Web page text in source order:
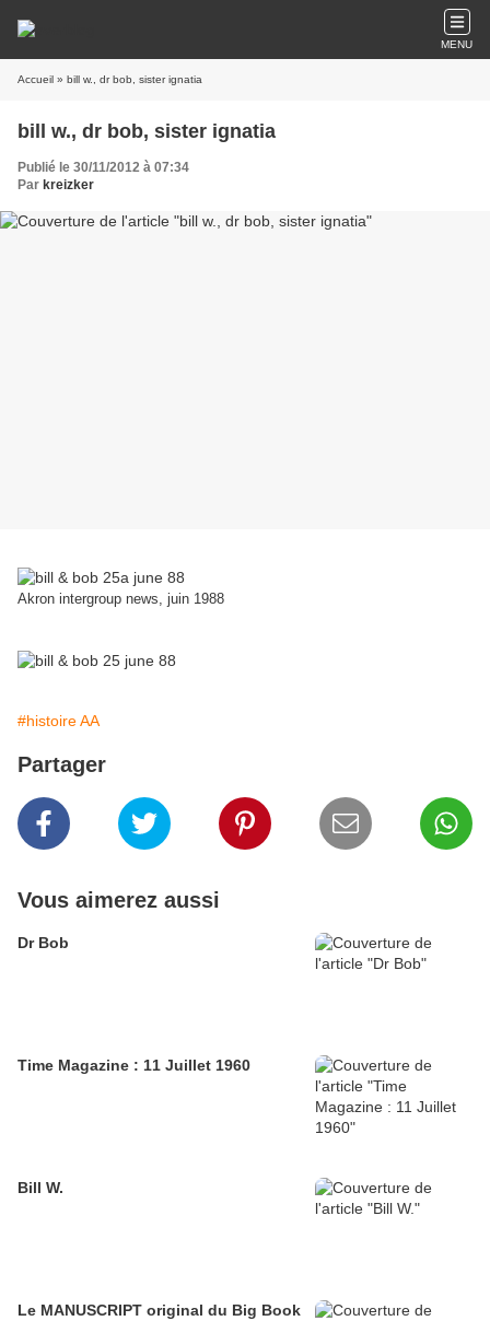
MENU
Accueil » bill w., dr bob, sister ignatia
bill w., dr bob, sister ignatia
Publié le 30/11/2012 à 07:34
Par kreizker
Akron intergroup news, juin 1988
#histoire AA
Partager
Vous aimerez aussi
Dr Bob
Time Magazine : 11 Juillet 1960
Bill W.
Le MANUSCRIPT original du Big Book